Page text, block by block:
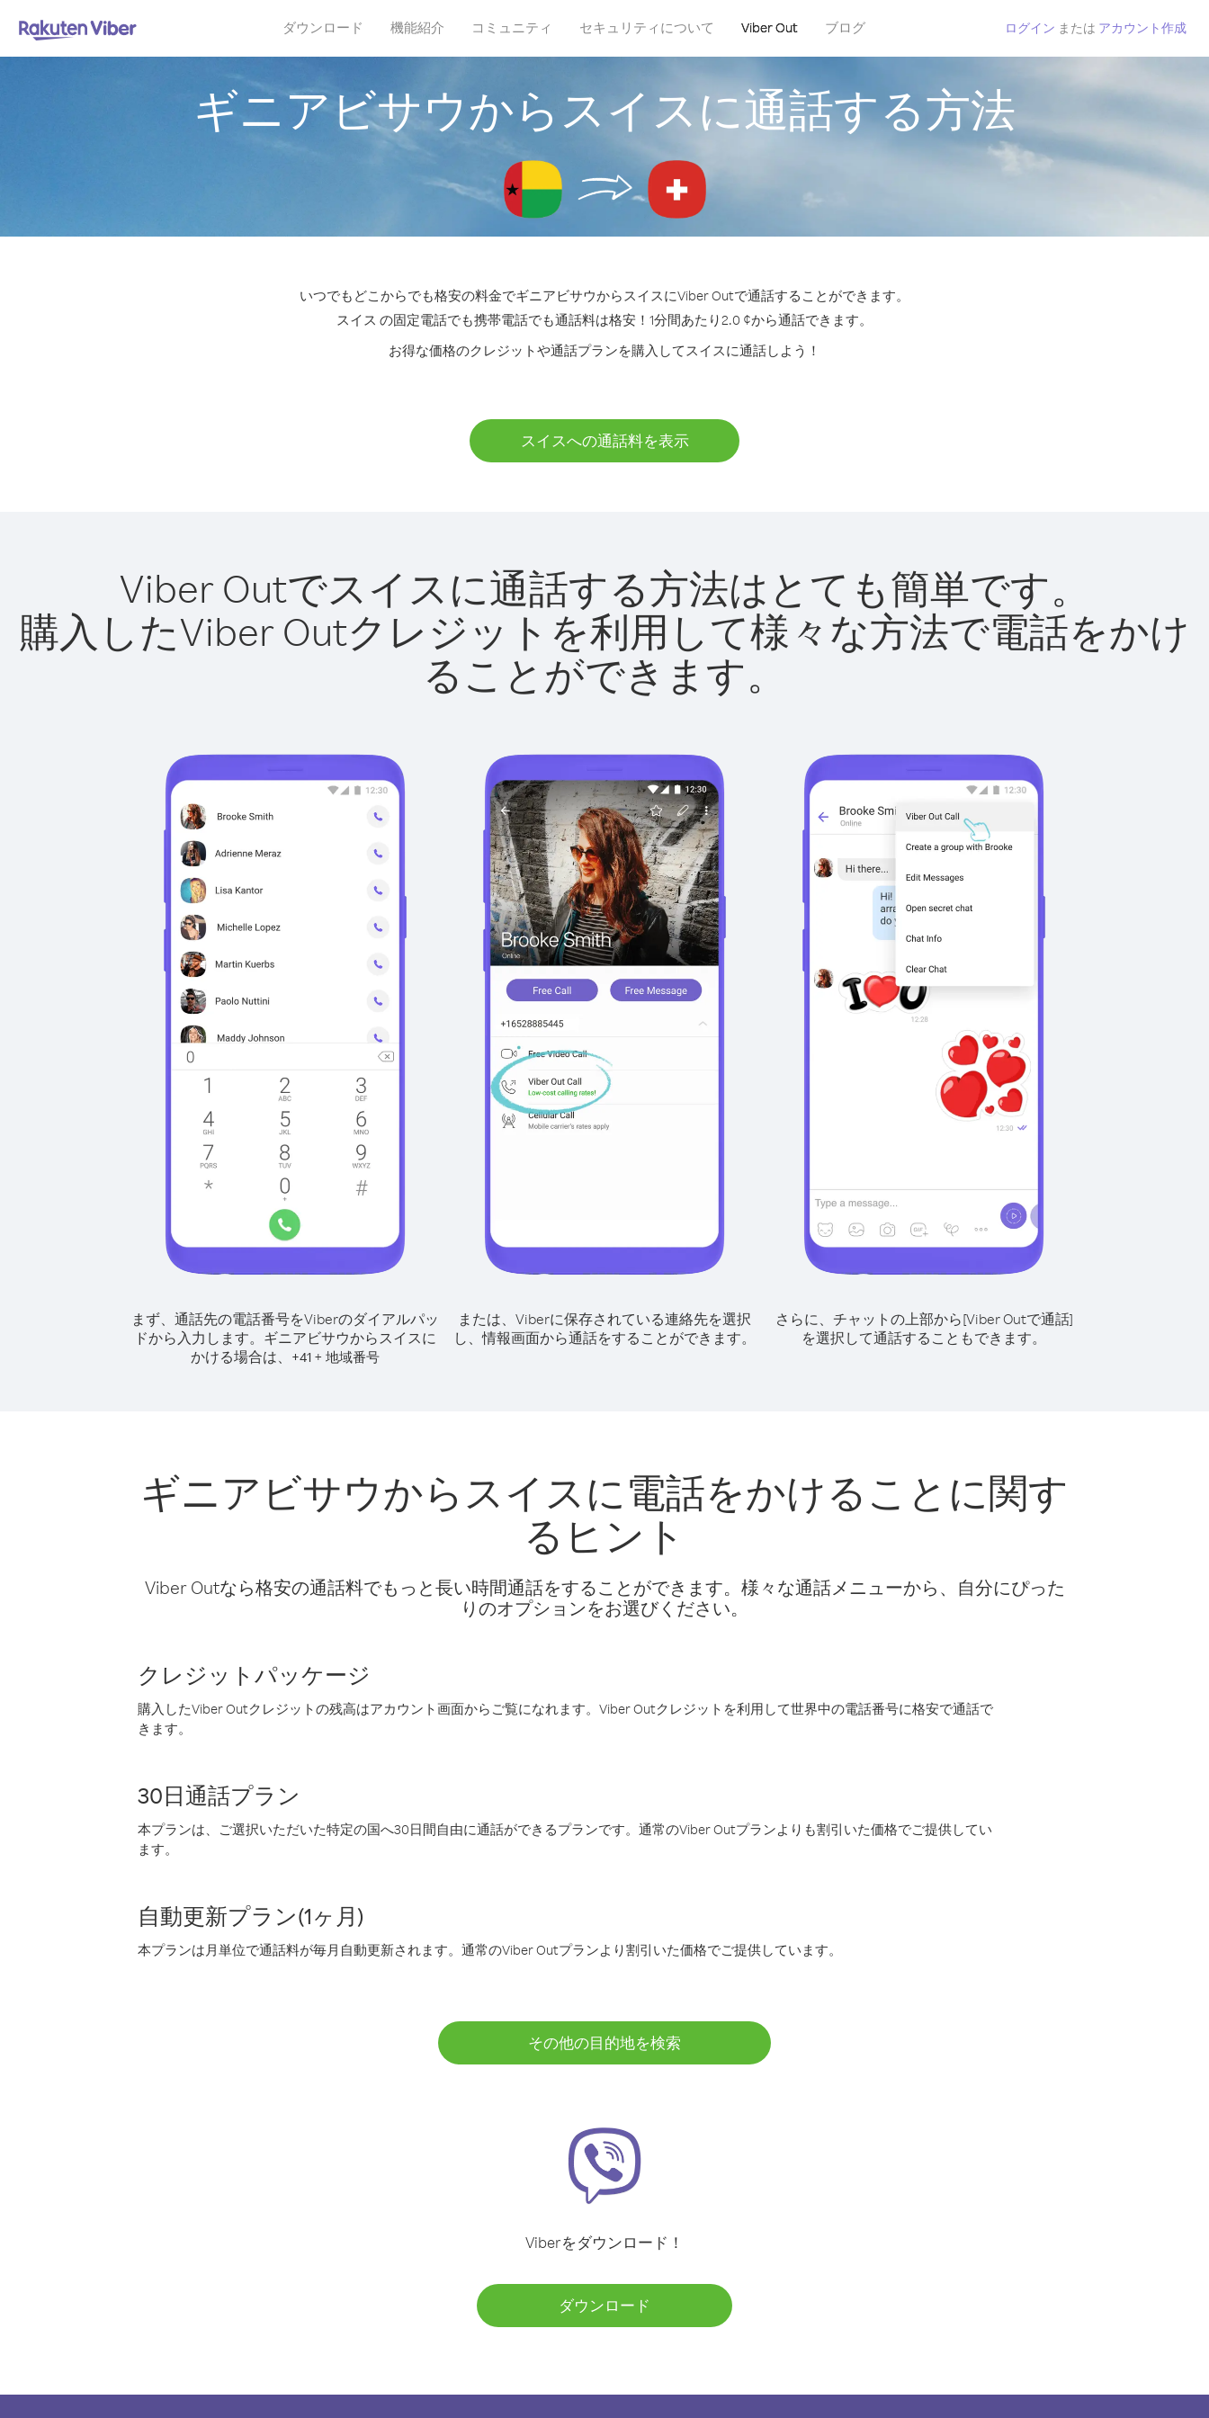
ダウンロード 機能紹介 コミュニティ セキュリティについて Viber Out ブログ ログイン または アカウント作成
ギニアビサウからスイスに通話する方法
いつでもどこからでも格安の料金でギニアビサウからスイスにViber Outで通話することができます。
スイス の固定電話でも携帯電話でも通話料は格安！1分間あたり2.0 ¢から通話できます。
お得な価格のクレジットや通話プランを購入してスイスに通話しよう！
スイスへの通話料を表示
Viber Outでスイスに通話する方法はとても簡単です。
購入したViber Outクレジットを利用して様々な方法で電話をかけ
ることができます。
まず、通話先の電話番号をViberのダイアルパッ
ドから入力します。 ギニアビサウからスイスに
かける場合は、 +41 + 地域番号
または、Viberに保存されている連絡先を選択
し、情報画面から通話をすることができます。
さらに、チャットの上部から[Viber Outで通話]
を選択して通話することもできます。
ギニアビサウからスイスに電話をかけることに関す
るヒント
Viber Outなら格安の通話料でもっと長い時間通話をすることができます。様々な通話メニューから、自分にぴった
りのオプションをお選びください。
クレジットパッケージ
購入したViber Outクレジットの残高はアカウント画面からご覧になれます。Viber Outクレジットを利用して世界中の電話番号に格安で通話で
きます。
30日通話プラン
本プランは、ご選択いただいた特定の国へ30日間自由に通話ができるプランです。通常のViber Outプランよりも割引いた価格でご提供してい
ます。
自動更新プラン(1ヶ月)
本プランは月単位で通話料が毎月自動更新されます。通常のViber Outプランより割引いた価格でご提供しています。
その他の目的地を検索
Viberをダウンロード！
ダウンロード